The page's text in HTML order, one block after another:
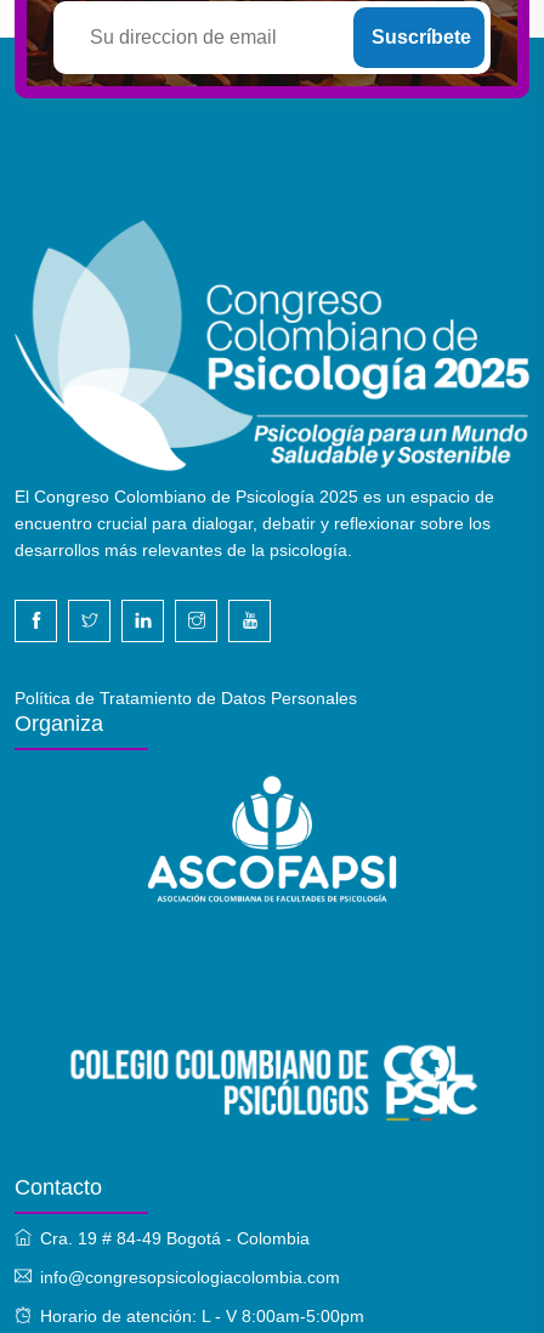
Suscríbete
El Congreso Colombiano de Psicología 2025 es un espacio de
encuentro crucial para dialogar, debatir y reflexionar sobre los
desarrollos más relevantes de la psicología.
Política de Tratamiento de Datos Personales
Organiza
Contacto
Cra. 19 # 84-49 Bogotá - Colombia
info@congresopsicologiacolombia.com
Horario de atención: L - V 8:00am-5:00pm